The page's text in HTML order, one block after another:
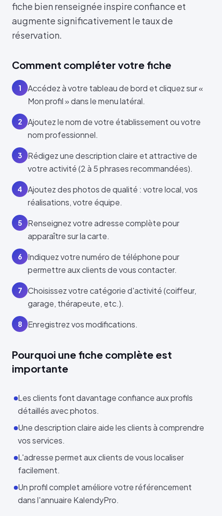
fiche bien renseignée inspire confiance et
augmente significativement le taux de
réservation.
Comment compléter votre fiche
1
Accédez à votre tableau de bord et cliquez sur «
Mon profil » dans le menu latéral.
2
Ajoutez le nom de votre établissement ou votre
nom professionnel.
3
Rédigez une description claire et attractive de
votre activité (2 à 5 phrases recommandées).
4
Ajoutez des photos de qualité : votre local, vos
réalisations, votre équipe.
5
Renseignez votre adresse complète pour
apparaître sur la carte.
6
Indiquez votre numéro de téléphone pour
permettre aux clients de vous contacter.
7
Choisissez votre catégorie d'activité (coiffeur,
garage, thérapeute, etc.).
8 Enregistrez vos modifications.
Pourquoi une fiche complète est
importante
Les clients font davantage confiance aux profils
détaillés avec photos.
Une description claire aide les clients à comprendre
vos services.
L'adresse permet aux clients de vous localiser
facilement.
Un profil complet améliore votre référencement
dans l'annuaire KalendyPro.